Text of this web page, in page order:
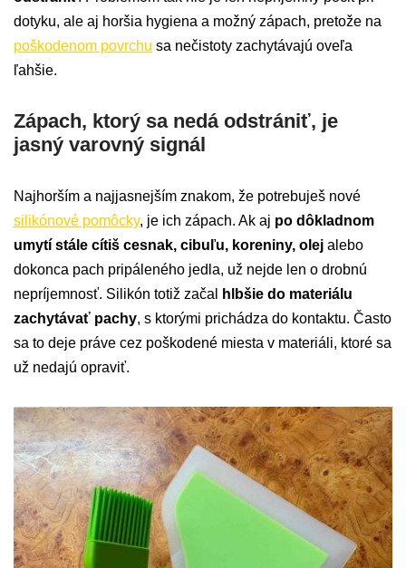
dotyku, ale aj horšia hygiena a možný zápach, pretože na
poškodenom povrchu sa nečistoty zachytávajú oveľa
ľahšie.
Zápach, ktorý sa nedá odstrániť, je
jasný varovný signál
Najhorším a najjasnejším znakom, že potrebuješ nové
silikónové pomôcky, je ich zápach. Ak aj po dôkladnom
umytí stále cítiš cesnak, cibuľu, koreniny, olej alebo
dokonca pach pripáleného jedla, už nejde len o drobnú
nepríjemnosť. Silikón totiž začal
hlbšie do materiálu
zachytávať pachy, s ktorými prichádza do kontaktu. Často
sa to deje práve cez poškodené miesta v materiáli, ktoré sa
už nedajú opraviť.